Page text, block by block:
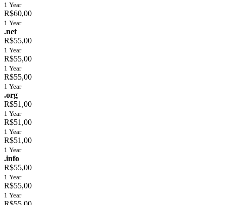
1 Year
R$60,00
1 Year
.net
R$55,00
1 Year
R$55,00
1 Year
R$55,00
1 Year
.org
R$51,00
1 Year
R$51,00
1 Year
R$51,00
1 Year
.info
R$55,00
1 Year
R$55,00
1 Year